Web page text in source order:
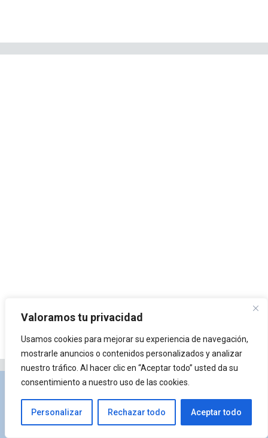
Valoramos tu privacidad
Usamos cookies para mejorar su experiencia de navegación,
mostrarle anuncios o contenidos personalizados y analizar
nuestro tráfico. Al hacer clic en “Aceptar todo” usted da su
consentimiento a nuestro uso de las cookies.
Personalizar Rechazar todo Aceptar todo
arquitectura
Lista de Temas ¿Qué es Arkiplus?